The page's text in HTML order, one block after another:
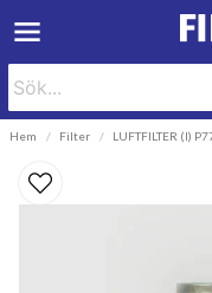
Hem Filter LUFTFILTER (I)